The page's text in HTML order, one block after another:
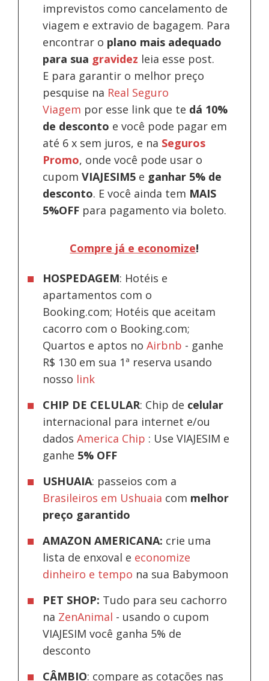
imprevistos como cancelamento de
viagem e extravio de bagagem. Para
encontrar o plano mais adequado
para sua gravidez leia esse post.
E para garantir o melhor preço
pesquise na Real Seguro
Viagem por esse link que te dá 10%
de desconto e você pode pagar em
até 6 x sem juros, e na Seguros
Promo, onde você pode usar o
cupomVIAJESIM5 e ganhar 5% de
desconto. E você ainda tem MAIS
5%OFF para pagamento via boleto.
Compre já e economize!
HOSPEDAGEM: Hotéis e
apartamentos com o
Booking.com; Hotéis que aceitam
cacorro com o Booking.com;
Quartos e aptos noAirbnb - ganhe
R$ 130 em sua 1ª reserva usando
nosso link
CHIP DE CELULAR: Chip de celular
internacional para internet e/ou
dadosAmerica Chip : Use VIAJESIM e
ganhe 5% OFF
USHUAIA: passeios com a
Brasileiros em Ushuaia com melhor
preço garantido
AMAZON AMERICANA: crie uma
lista de enxoval e economize
dinheiro e tempo na sua Babymoon
PET SHOP: Tudo para seu cachorro
na ZenAnimal - usando o cupom
VIAJESIM você ganha 5% de
desconto
CÂMBIO: compare as cotações nas